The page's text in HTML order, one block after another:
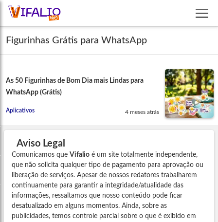
Figurinhas Grátis para WhatsApp
As 50 Figurinhas de Bom Dia mais Lindas para
WhatsApp (Grátis)
Aplicativos 4 meses atrás
Aviso Legal
Comunicamos que Vifalio é um site totalmente independente,
que não solicita qualquer tipo de pagamento para aprovação ou
liberação de serviços. Apesar de nossos redatores trabalharem
continuamente para garantir a integridade/atualidade das
informações, ressaltamos que nosso conteúdo pode ficar
desatualizado em alguns momentos. Ainda, sobre as
publicidades, temos controle parcial sobre o que é exibido em